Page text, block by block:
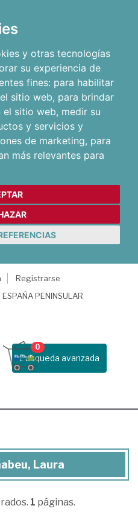
y otras tecnologías
su experiencia de
fines: para habilitar
sitio web, para brindar
el sitio web, medir su
y servicios y
de marketing, para
más relevantes para
Registrarse
ESPAÑA PENINSULAR
Busqueda avanzada
0
Laura
1 páginas.